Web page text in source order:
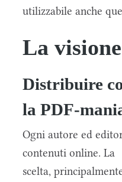
utilizzabile anche
La
Distribuire
la PDF-
Ogni autore ed
contenuti online. La
scelta,